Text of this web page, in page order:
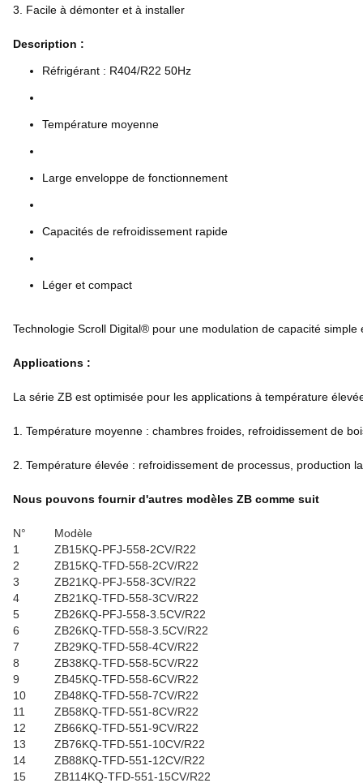
3. Facile à démonter et à installer
Description :
Réfrigérant : R404/R22 50Hz
Température moyenne
Large enveloppe de fonctionnement
Capacités de refroidissement rapide
Léger et compact
Technologie Scroll Digital® pour une modulation de capacité simple
Applications :
La série ZB est optimisée pour les applications à température
1. Température moyenne : chambres froides, refroidissement de
2. Température élevée : refroidissement de processus, production
Nous pouvons fournir d'autres modèles ZB comme suit
N°
Modèle
1
ZB15KQ-PFJ-558-2CV/R22
2
ZB15KQ-TFD-558-2CV/R22
3
ZB21KQ-PFJ-558-3CV/R22
4
ZB21KQ-TFD-558-3CV/R22
5
ZB26KQ-PFJ-558-3.5CV/R22
6
ZB26KQ-TFD-558-3.5CV/R22
7
ZB29KQ-TFD-558-4CV/R22
8
ZB38KQ-TFD-558-5CV/R22
9
ZB45KQ-TFD-558-6CV/R22
10
ZB48KQ-TFD-558-7CV/R22
11
ZB58KQ-TFD-551-8CV/R22
12
ZB66KQ-TFD-551-9CV/R22
13
ZB76KQ-TFD-551-10CV/R22
14
ZB88KQ-TFD-551-12CV/R22
15
ZB114KQ-TFD-551-15CV/R22